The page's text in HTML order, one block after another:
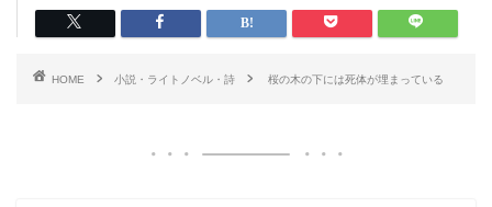
HOME 小説・ライトノベル・詩 桜の木の下には死体が埋まっている